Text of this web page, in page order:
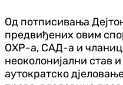
Од потписивања
предвиђених овим
ОХР-а, САД-а и
неоколонијални став
аутократско